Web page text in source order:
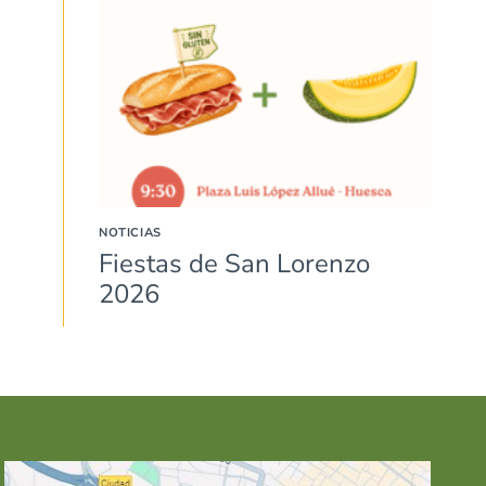
NOTICIAS
Fiestas de San Lorenzo
2026